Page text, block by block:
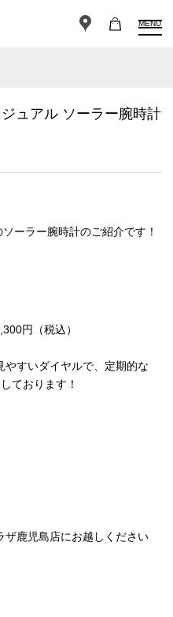
MENU
ュアル ソーラー腕時計
ーラー腕時計のご紹介です！
円（税込）
やすいダイヤルで、定期的な
ております！
ザ鹿児島店にお越しください